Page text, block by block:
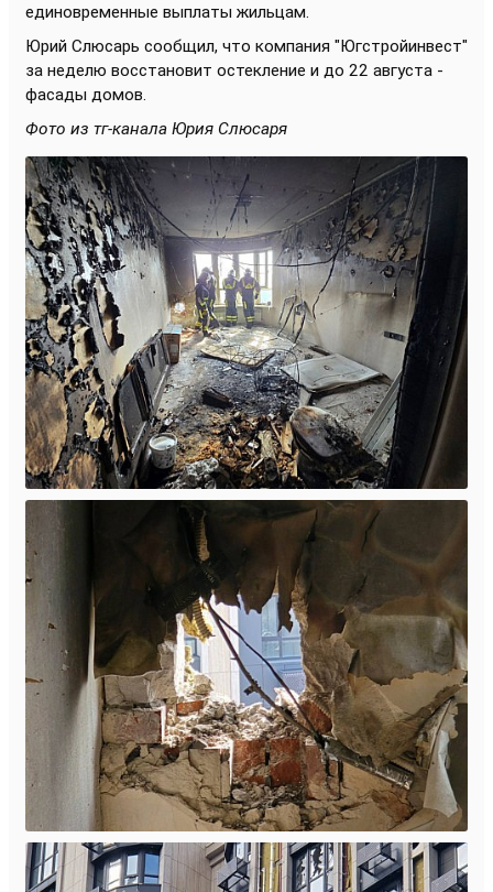
единовременные выплаты жильцам.
Юрий Слюсарь сообщил, что компания "Югстройинвест"
за неделю восстановит остекление и до 22 августа -
фасады домов.
Фото из тг-канала Юрия Слюсаря